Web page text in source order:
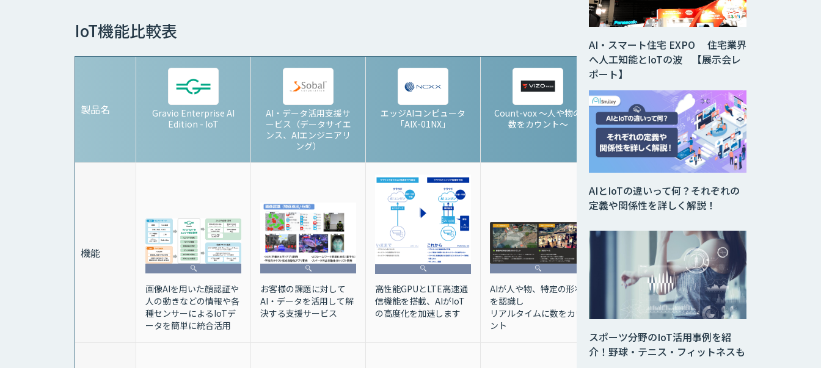
IoT機能比較表
製品名
Gravio Enterprise AI
Edition - IoT
AI・データ活用支援サ
ービス（データサイエ
ンス、AIエンジニアリ
ング）
エッジAIコンピュータ
「AIX-01NX」
Count-vox 〜人や物の
数をカウント〜
Game AI 〜体の動きで
ゲームを操作〜
NTech Predict
機能
画像AIを用いた顔認証や
人の動きなどの情報や各
種センサーによるIoTデ
ータを簡単に統合活用
お客様の課題に対して
AI・データを活用して解
決する支援サービス
高性能GPUとLTE高速通
信機能を搭載、AIがIoT
の高度化を加速します
AIが人や物、特定の形状
を認識し
リアルタイムに数をカウ
ント
非接触で楽しめるゲーム
コンテンツ配信システム
ビッグデータから価値あ
る情報を引き出し、原因
の可視化とXAI未来予測
AIとIoTの違いって何？それぞれの
定義や関係性を詳しく解説！
AI・スマート住宅 EXPO 住宅業界
へ人工知能とIoTの波 【展示会レ
ポート】
スポーツ分野のIoT活用事例を紹
介！野球・テニス・フィットネスも